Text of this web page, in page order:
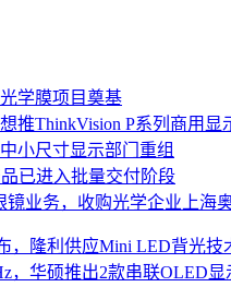
学膜项目奠基
推ThinkVision P系列商用显
小尺寸显示部门重组
已进入批量交付阶段
镜业务，收购光学企业上海
，隆利供应Mini LED背光技
，华硕推出2款串联OLED显